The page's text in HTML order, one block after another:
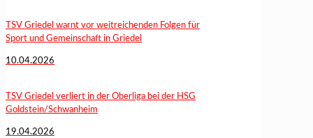
TSV Griedel warnt vor weitreichenden Folgen für
Sport und Gemeinschaft in Griedel
10.04.2026
TSV Griedel verliert in der Oberliga bei der HSG
Goldstein/Schwanheim
19.04.2026